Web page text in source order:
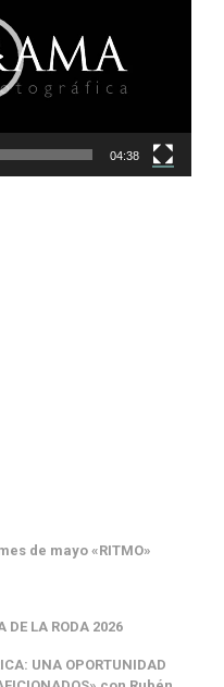
04:38
de mayo «RITMO»
DE LA RODA 2026
UNA OPORTUNIDAD